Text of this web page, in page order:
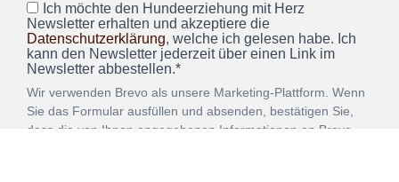
Ich möchte den Hundeerziehung mit Herz
Newsletter erhalten und akzeptiere die
Datenschutzerklärung, welche ich gelesen habe. Ich
kann den Newsletter jederzeit über einen Link im
Newsletter abbestellen.*
Wir verwenden Brevo als unsere Marketing-Plattform. Wenn
Sie das Formular ausfüllen und absenden, bestätigen Sie,
dass die von Ihnen angegebenen Informationen an Brevo